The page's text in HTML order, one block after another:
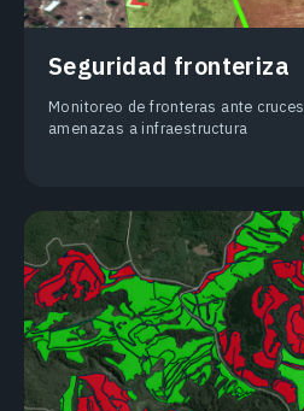
Seguridad fronteriza
Monitoreo de fronteras ante
amenazas a infraestructura